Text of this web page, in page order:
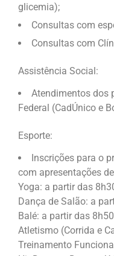
glicemia);
Consultas com
Consultas com
Assistência Social:
Atendimentos dos
Federal (CadÚnico e
Esporte:
Inscrições para o
com apresentações
Yoga: a partir das
Dança de Salão: a
Balé: a partir das 8h50
Atletismo (Corrida e
Treinamento